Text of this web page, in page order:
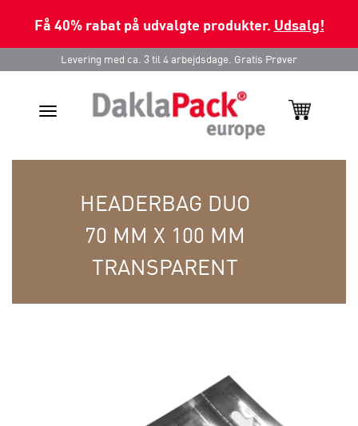
Få 40% rabat på udvalgte produkter. Udsalg!
Levering med ca. 3 til 4 arbejdsdage. Gratis Prøver
Toggle
HEADERBAG DUO
70 MM X 100 MM
TRANSPARENT